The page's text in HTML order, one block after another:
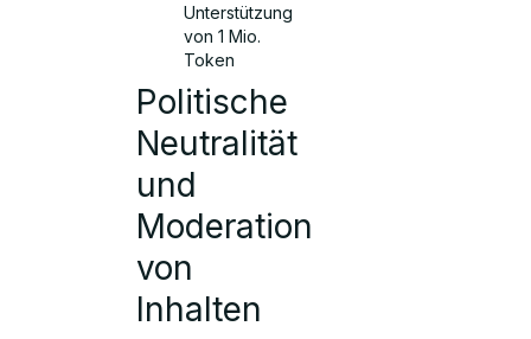
Unterstützung
von 1 Mio.
Token
Politische
Neutralität
und
Moderation
von
Inhalten